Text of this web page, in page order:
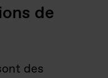
de
des